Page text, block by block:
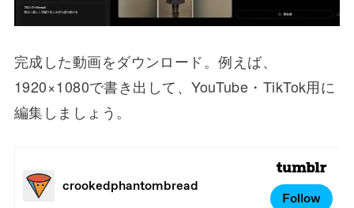
完成した動画をダウンロード。例えば、
1920×1080で書き出して、YouTube・TikTok用に
編集しましょう。